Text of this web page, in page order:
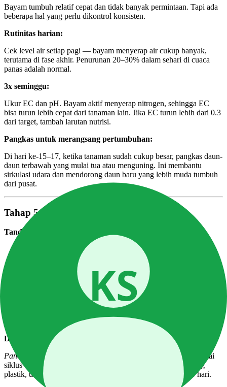
Bayam tumbuh relatif cepat dan tidak banyak permintaan. Tapi ada
beberapa hal yang perlu dikontrol konsisten.
Rutinitas harian:
Cek level air setiap pagi — bayam menyerap air cukup banyak,
terutama di fase akhir. Penurunan 20–30% dalam sehari di cuaca
panas adalah normal.
3x seminggu:
Ukur EC dan pH. Bayam aktif menyerap nitrogen, sehingga EC
bisa turun lebih cepat dari tanaman lain. Jika EC turun lebih dari 0.3
dari target, tambah larutan nutrisi.
Pangkas untuk merangsang pertumbuhan:
Di hari ke-15–17, ketika tanaman sudah cukup besar, pangkas daun-
daun terbawah yang mulai tua atau menguning. Ini membantu
sirkulasi udara dan mendorong daun baru yang lebih muda tumbuh
dari pusat.
Tahap 5 — Panen (Hari 20–28)
Tanda bayam siap panen:
Daun bagian bawah mulai membuka lebar
Warna hijau tua merata
Batang masih lunak (belum berkayu)
Jangan tunggu terlalu lama.
Bayam yang terlambat dipanen mulai
berbunga (bolting) — batang memanjang, daun mengecil, dan rasa
Dua metode panen:
Panen cabut: Cabut seluruh tanaman. Bersihkan sistem dan mulai
siklus baru. Simpan bayam dengan cara: masukkan ke kantong
plastik, tiup sedikit udara, ikat, simpan di kulkas. Tahan 4–5 hari.